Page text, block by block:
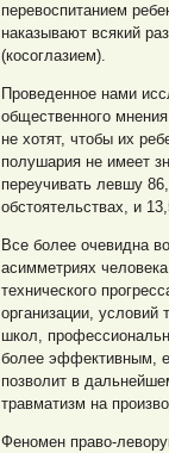
перевоспитанием
наказывают всякий
(косоглазием).
Проведенное нами
общественного
не хотят, чтобы их
полушария не имеет
переучивать левшу
обстоятельствах, и
Все более очевидна
асимметриях
технического
организации, условий
школ,
более эффективным,
позволит в
травматизм на
Феномен право-